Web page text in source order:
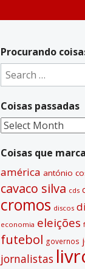
Procurando
Search
for:
Coisas passadas
Coisas
Coisas que
américa antónio
cavaco silva cds
cromos discos
economia eleições
futebol governos
jornalistas